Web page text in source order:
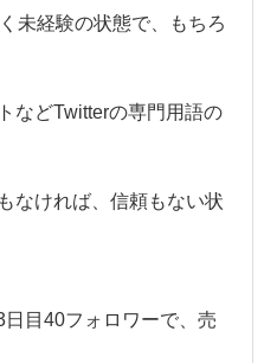
未経験の状態で、もちろ
などTwitterの専門用語の
なければ、信頼もない状
目40フォロワーで、売